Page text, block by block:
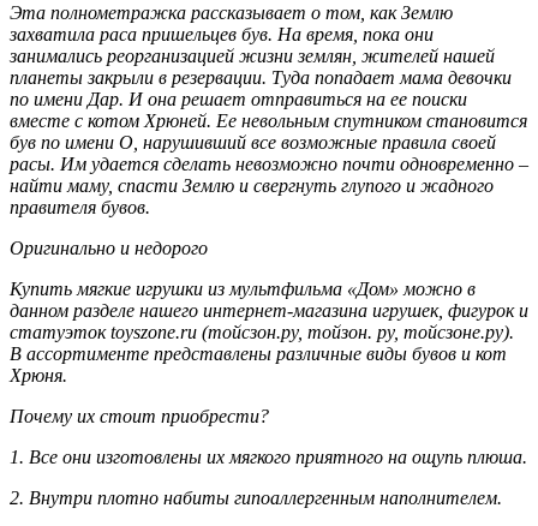
Эта полнометражка рассказывает о том, как Землю
захватила раса пришельцев був. На время, пока они
занимались реорганизацией жизни землян, жителей нашей
планеты закрыли в резервации. Туда попадает мама девочки
по имени Дар. И она решает отправиться на ее поиски
вместе с котом Хрюней. Ее невольным спутником становится
був по имени О, нарушивший все возможные правила своей
расы. Им удается сделать невозможно почти одновременно –
найти маму, спасти Землю и свергнуть глупого и жадного
правителя бувов.
Оригинально и недорого
Купить мягкие игрушки из мультфильма «Дом» можно в
данном разделе нашего интернет-магазина игрушек, фигурок и
статуэток toyszone.ru (тойсзон.ру, тойзон. ру, тойсзоне.ру).
В ассортименте представлены различные виды бувов и кот
Хрюня.
Почему их стоит приобрести?
1. Все они изготовлены их мягкого приятного на ощупь плюша.
2. Внутри плотно набиты гипоаллергенным наполнителем.